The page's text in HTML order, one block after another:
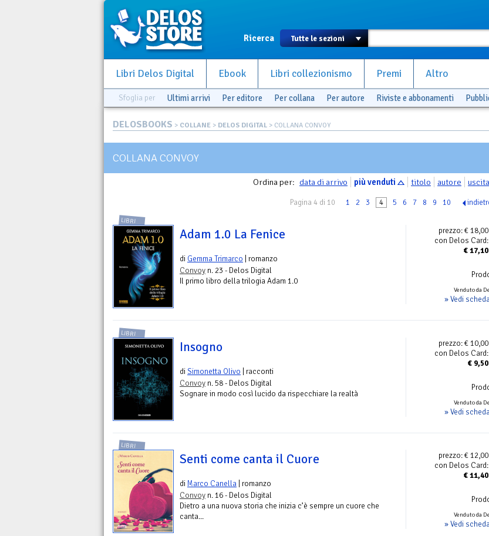
Ricerca
Libri Delos Digital Ebook Libri collezionismo Premi Altro
Sfoglia per Ultimi arrivi Per editore Per collana Per autore Riviste e abbonamenti
DELOSBOOKS > COLLANE > DELOS DIGITAL > COLLANA CONVOY
COLLANA CONVOY
Ordina per: data di arrivo più venduti titolo autore uscita
Pagina 4 di 10 1 2 3 4 5 6 7 8 9 10
prezzo:€ 18,00
con Delos Card:
€17,10
Venduto da
» Vedi
LIBRI
Adam 1.0 La Fenice
di Gemma Trimarco | romanzo
Convoy n. 23 - Delos Digital
Il primo libro della trilogia Adam 1.0
prezzo:€ 10,00
con Delos Card:
€ 9,50
Venduto da
» Vedi
LIBRI
Insogno
diSimonetta Olivo | racconti
Convoy n. 58 - Delos Digital
Sognare in modo così lucido da rispecchiare la realtà
prezzo:€ 12,00
con Delos Card:
€11,40
Venduto da
» Vedi
LIBRI
Senti come canta il Cuore
di Marco Canella | romanzo
Convoy n. 16 - Delos Digital
Dietro a una nuova storia che inizia c’è sempre un cuore che
canta...